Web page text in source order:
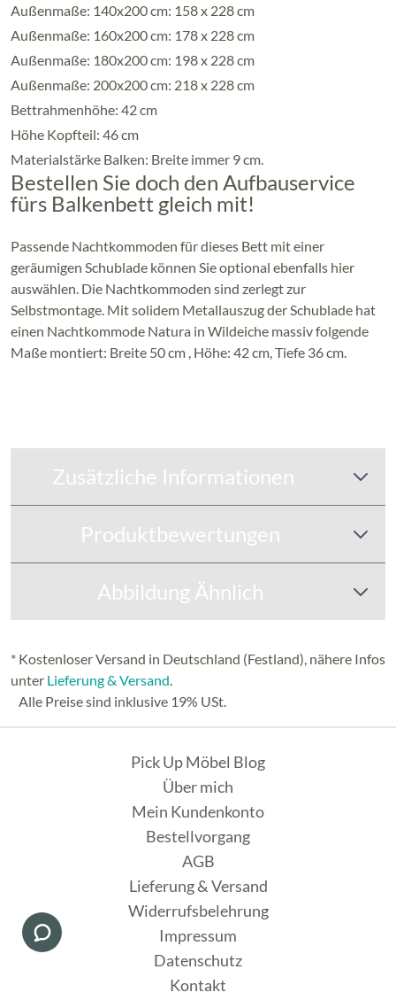
Außenmaße: 140x200 cm: 158 x 228 cm
Außenmaße: 160x200 cm: 178 x 228 cm
Außenmaße: 180x200 cm: 198 x 228 cm
Außenmaße: 200x200 cm: 218 x 228 cm
Bettrahmenhöhe: 42 cm
Höhe Kopfteil: 46 cm
Materialstärke Balken: Breite immer 9 cm.
Bestellen Sie doch den Aufbauservice
fürs Balkenbett gleich mit!
Passende Nachtkommoden für dieses Bett mit einer
geräumigen Schublade können Sie optional ebenfalls hier
auswählen. Die Nachtkommoden sind zerlegt zur
Selbstmontage. Mit solidem Metallauszug der Schublade hat
einen Nachtkommode Natura in Wildeiche massiv folgende
Maße montiert: Breite 50 cm , Höhe: 42 cm, Tiefe 36 cm.
Zusätzliche Informationen
Produktbewertungen
Abbildung Ähnlich
* Kostenloser Versand in Deutschland (Festland), nähere Infos
unter Lieferung & Versand.
Alle Preise sind inklusive 19% USt.
Pick Up Möbel Blog
Über mich
Mein Kundenkonto
Bestellvorgang
AGB
Lieferung & Versand
Widerrufsbelehrung
Impressum
Datenschutz
Kontakt